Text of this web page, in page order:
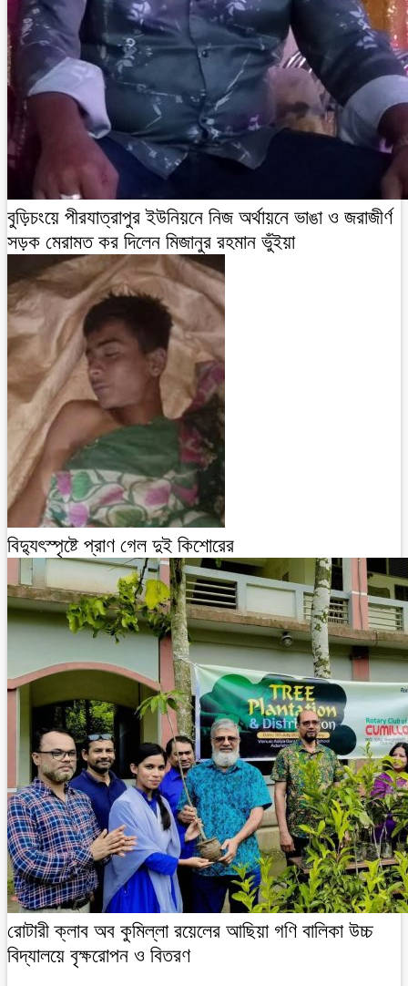
বুড়িচংয়ে পীরযাত্রাপুর ইউনিয়নে নিজ অর্থায়নে ভাঙা ও জরাজীর্ণ
সড়ক মেরামত কর দিলেন মিজানুর রহমান ভুঁইয়া
বিদ্যুৎস্পৃষ্টে প্রাণ গেল দুই কিশোরের
রোটারী ক্লাব অব কুমিল্লা রয়েলের আছিয়া গণি বালিকা উচ্চ
বিদ্যালয়ে বৃক্ষরোপন ও বিতরণ